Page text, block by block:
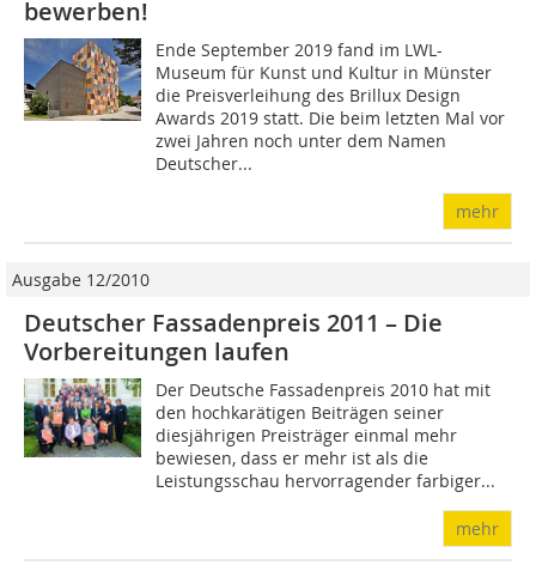
bewerben!
Ende September 2019 fand im LWL-
Museum für Kunst und Kultur in Münster
die Preisverleihung des Brillux Design
Awards 2019 statt. Die beim letzten Mal vor
zwei Jahren noch unter dem Namen
Deutscher...
mehr
Ausgabe 12/2010
Deutscher Fassadenpreis 2011 – Die
Vorbereitungen laufen
Der Deutsche Fassadenpreis 2010 hat mit
den hochkarätigen Beiträgen seiner
diesjährigen Preisträger einmal mehr
bewiesen, dass er mehr ist als die
Leistungsschau hervor­ragender farbiger...
mehr